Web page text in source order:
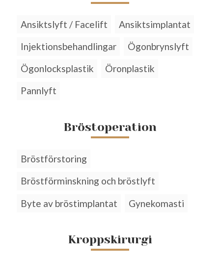
Ansiktslyft / Facelift
Ansiktsimplantat
Injektionsbehandlingar
Ögonbrynslyft
Ögonlocksplastik
Öronplastik
Pannlyft
Bröstoperation
Bröstförstoring
Bröstförminskning och bröstlyft
Byte av bröstimplantat
Gynekomasti
Kroppskirurgi